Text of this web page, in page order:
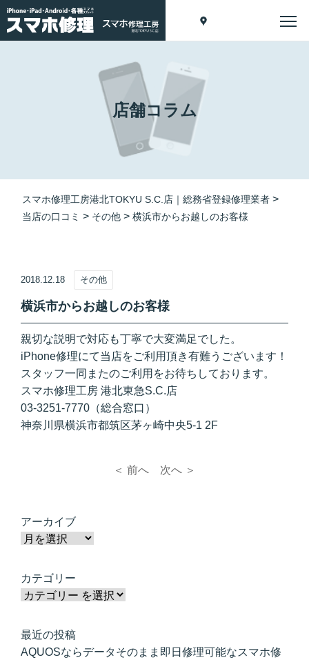
店舗コラム
スマホ修理工房港北TOKYU S.C.店｜総務省登録修理業者 >
当店の口コミ > その他 > 横浜市からお越しのお客様
2018.12.18 その他
横浜市からお越しのお客様
親切な説明で対応も丁寧で大変満足でした。
iPhone修理にて当店をご利用頂き有難うございます！
スタッフ一同またのご利用をお待ちしております。
スマホ修理工房 港北東急S.C.店
03-3251-7770（総合窓口）
神奈川県横浜市都筑区茅ヶ崎中央5-1 2F
＜ 前へ 次へ ＞
アーカイブ
カテゴリー
最近の投稿
AQUOSならデータそのまま即日修理可能なスマホ修